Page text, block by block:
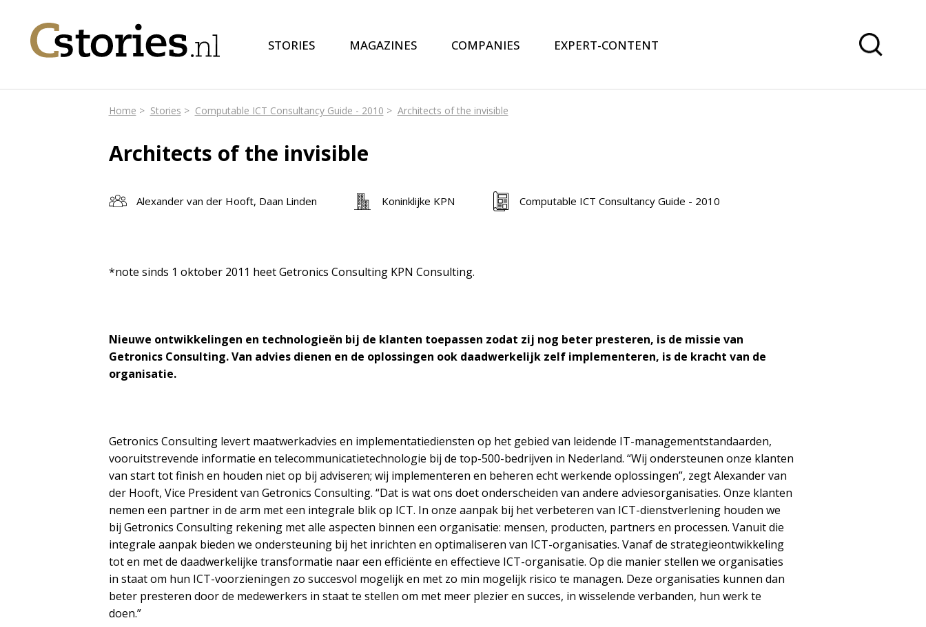
STORIES MAGAZINES COMPANIES EXPERT-CONTENT
Home Stories Computable ICT Consultancy Guide - 2010 Architects of the invisible
Architects of the invisible
Alexander van der Hooft, Daan Linden Koninklijke KPN Computable ICT Consultancy Guide - 2010
*note sinds 1 oktober 2011 heet Getronics Consulting KPN Consulting.
Nieuwe ontwikkelingen en technologieën bij de klanten toepassen zodat zij nog beter presteren, is de missie van
Getronics Consulting. Van advies dienen en de oplossingen ook daadwerkelijk zelf implementeren, is de kracht van de
organisatie.
Getronics Consulting levert maatwerkadvies en implementatiediensten op het gebied van leidende IT-managementstandaarden,
vooruitstrevende informatie en telecommunicatietechnologie bij de top-500-bedrijven in Nederland. “Wij ondersteunen onze klanten
van start tot finish en houden niet op bij adviseren; wij implementeren en beheren echt werkende oplossingen”, zegt Alexander van
der Hooft, Vice President van Getronics Consulting. “Dat is wat ons doet onderscheiden van andere adviesorganisaties. Onze klanten
nemen een partner in de arm met een integrale blik op ICT. In onze aanpak bij het verbeteren van ICT-dienstverlening houden we
bij Getronics Consulting rekening met alle aspecten binnen een organisatie: mensen, producten, partners en processen. Vanuit die
integrale aanpak bieden we ondersteuning bij het inrichten en optimaliseren van ICT-organisaties. Vanaf de strategieontwikkeling
tot en met de daadwerkelijke transformatie naar een efficiënte en effectieve ICT-organisatie. Op die manier stellen we organisaties
in staat om hun ICT-voorzieningen zo succesvol mogelijk en met zo min mogelijk risico te managen. Deze organisaties kunnen dan
beter presteren door de medewerkers in staat te stellen om met meer plezier en succes, in wisselende verbanden, hun werk te
doen.”